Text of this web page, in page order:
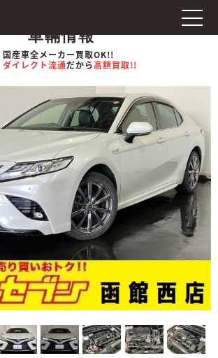
国産車全メーカー買取OK!!
ダイレクト流通だから高額買取!!
車輛情報